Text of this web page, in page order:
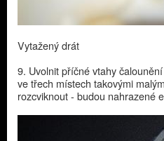
Vytažený drát
9. Uvolnit příčné vtahy
ve třech místech takovými
rozcviknout - budou nahrazené